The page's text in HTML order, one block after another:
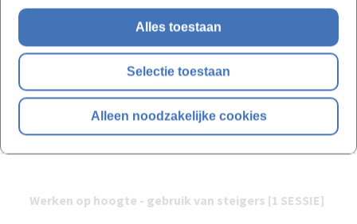
Alles toestaan
Selectie toestaan
Alleen noodzakelijke cookies
Pleisterwerken en stijlwanden
Tegel- en dekvloeren
Binnenschrijnwerk
Werfopvolging (aan de hand van
fotomateriaal)
Examen
Werken op hoogte - gebruik van steigers [1 SESSIE]